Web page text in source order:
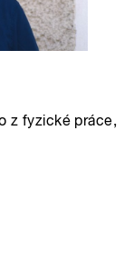
z fyzické práce,